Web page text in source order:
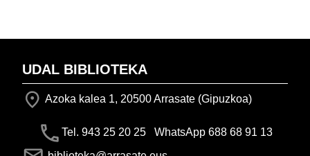
UDAL BIBLIOTEKA
Azoka kalea 1, 20500 Arrasate (Gipuzkoa)
Tel. 943 25 20 25 WhatsApp 688 68 91 13